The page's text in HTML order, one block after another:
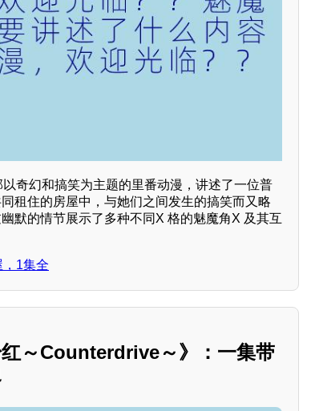
以奇幻和搞笑为主题的里番动漫，讲述了一位普
租住的房屋中，与她们之间发生的搞笑而又略
默的情节展示了多种不同X 格的魅魔角X 及其互
1集全
～Counterdrive～》：一集带